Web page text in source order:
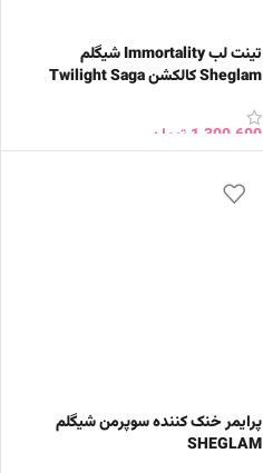
تینت لب Immortality شیگلم
Sheglam کالکشن Twilight Saga
1,300,600 تومان
پرایمر خنک کننده سوپرمن شیگلم
SHEGLAM